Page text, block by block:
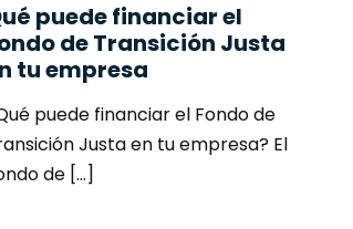
puede financiar el
de Transición Justa
tu empresa
puede financiar el Fondo de
Justa en tu empresa? El
de [...]